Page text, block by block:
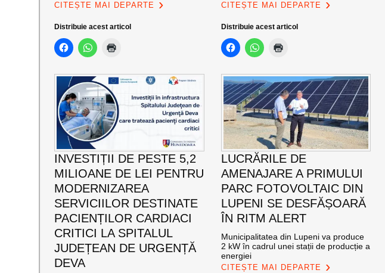
CITEȘTE MAI DEPARTE
Distribuie acest articol
CITEȘTE MAI DEPARTE
Distribuie acest articol
INVESTIȚII DE PESTE 5,2
MILIOANE DE LEI PENTRU
MODERNIZAREA
SERVICIILOR DESTINATE
PACIENȚILOR CARDIACI
CRITICI LA SPITALUL
JUDEȚEAN DE URGENȚĂ
DEVA
LUCRĂRILE DE
AMENAJARE A PRIMULUI
PARC FOTOVOLTAIC DIN
LUPENI SE DESFĂȘOARĂ
ÎN RITM ALERT
Municipalitatea din Lupeni va produce
2 kW în cadrul unei stații de producție a
energiei
CITEȘTE MAI DEPARTE